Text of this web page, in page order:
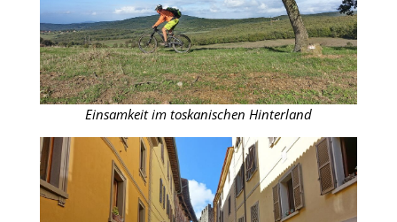
Einsamkeit im toskanischen Hinterland